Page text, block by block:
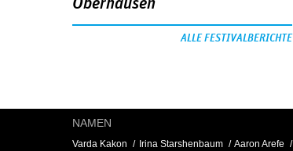
Oberhausen
ALLE FESTIVALBERICHTE
NAMEN
Varda Kakon Irina Starshenbaum Aaron Arefe